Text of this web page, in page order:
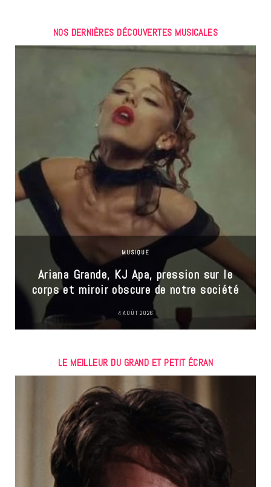
NOS DERNIÈRES DÉCOUVERTES MUSICALES
MUSIQUE
Ariana Grande, KJ Apa, pression sur le
corps et miroir obscure de notre société
4 AOÛT 2026
LE MEILLEUR DU GRAND ET PETIT ÉCRAN